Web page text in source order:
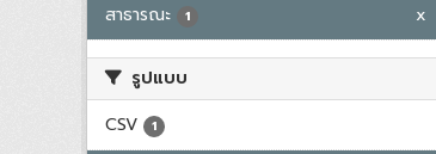
สาธารณะ
1 x
รูปแบบ
CSV
1